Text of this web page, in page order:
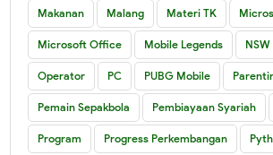
Makanan Malang Materi TK
Microsoft Office Mobile Legends NSW
Operator PC PUBG Mobile
Pemain Sepakbola Pembiayaan Syariah
Program Progress Perkembangan